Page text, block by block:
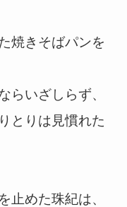
焼きそばパンを
いざしらず、
とりは見慣れた
めた珠紀は、